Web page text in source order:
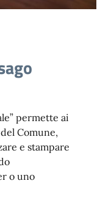
permette ai
Comune,
e stampare
o uno